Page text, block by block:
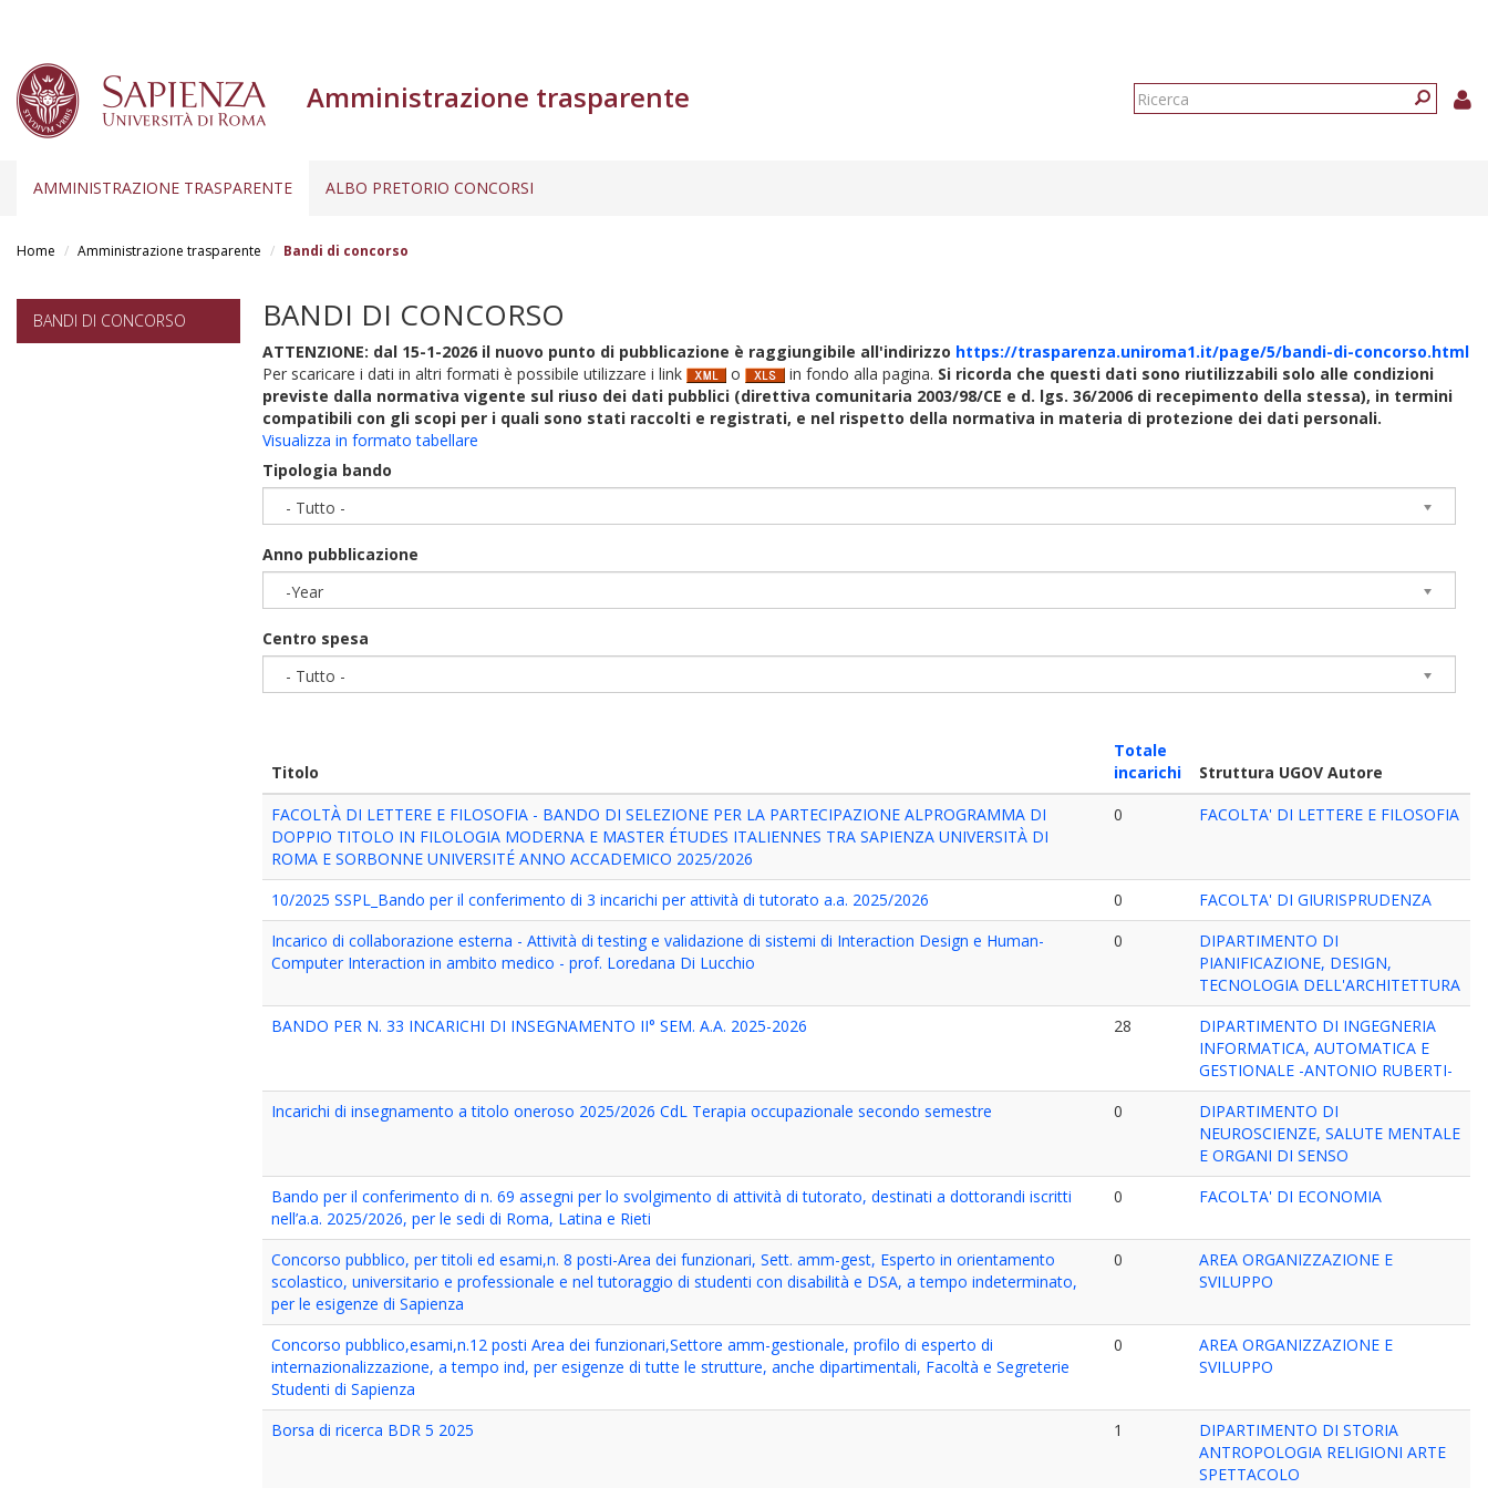
Amministrazione trasparente
Form
AMMINISTRAZIONE TRASPARENTE ALBO PRETORIO CONCORSI
Home Amministrazione trasparente Bandi di concorso
BANDI DI CONCORSO BANDI DI CONCORSO
ATTENZIONE: dal 15-1-2026 il nuovo punto di pubblicazione è raggiungibile all'indirizzo https://trasparenza.uniroma1.it/page/5/bandi-di-concorso.html
Per scaricare i dati in altri formati è possibile utilizzare i link
o in fondo alla pagina. Si ricorda che questi dati sono riutilizzabili solo alle condizioni
previste dalla normativa vigente sul riuso dei dati pubblici (direttiva comunitaria 2003/98/CE e d. lgs. 36/2006 di recepimento della stessa), in termini
compatibili con gli scopi per i quali sono stati raccolti e registrati, e nel rispetto della normativa in materia di protezione dei dati personali.
Visualizza in formato tabellare
Tipologia bando
- Tutto -
Anno pubblicazione
-Year
Centro spesa
- Tutto -
Titolo
Totale
incarichi
Struttura UGOV Autore
FACOLTÀ DI LETTERE E FILOSOFIA - BANDO DI SELEZIONE PER LA PARTECIPAZIONE ALPROGRAMMA DI
DOPPIO TITOLO IN FILOLOGIA MODERNA E MASTER ÉTUDES ITALIENNES TRA SAPIENZA UNIVERSITÀ DI
ROMA E SORBONNE UNIVERSITÉ ANNO ACCADEMICO 2025/2026
0 FACOLTA' DI LETTERE E FILOSOFIA
10/2025 SSPL_Bando per il conferimento di 3 incarichi per attività di tutorato a.a. 2025/2026 0
FACOLTA' DI GIURISPRUDENZA
Incarico di collaborazione esterna - Attività di testing e validazione di sistemi di Interaction Design e Human-
Computer Interaction in ambito medico - prof. Loredana Di Lucchio
0
DIPARTIMENTO DI
PIANIFICAZIONE, DESIGN,
TECNOLOGIA DELL'ARCHITETTURA
BANDO PER N. 33 INCARICHI DI INSEGNAMENTO II° SEM. A.A. 2025-2026
28
DIPARTIMENTO DI INGEGNERIA
INFORMATICA, AUTOMATICA E
GESTIONALE -ANTONIO RUBERTI-
Incarichi di insegnamento a titolo oneroso 2025/2026 CdL Terapia occupazionale secondo semestre
0
DIPARTIMENTO DI
NEUROSCIENZE, SALUTE MENTALE
E ORGANI DI SENSO
Bando per il conferimento di n. 69 assegni per lo svolgimento di attività di tutorato, destinati a dottorandi iscritti
nell’a.a. 2025/2026, per le sedi di Roma, Latina e Rieti
0 FACOLTA' DI ECONOMIA
Concorso pubblico, per titoli ed esami,n. 8 posti-Area dei funzionari, Sett. amm-gest, Esperto in orientamento
scolastico, universitario e professionale e nel tutoraggio di studenti con disabilità e DSA, a tempo indeterminato,
per le esigenze di Sapienza
0
AREA ORGANIZZAZIONE E
SVILUPPO
Concorso pubblico,esami,n.12 posti Area dei funzionari,Settore amm-gestionale, profilo di esperto di
internazionalizzazione, a tempo ind, per esigenze di tutte le strutture, anche dipartimentali, Facoltà e Segreterie
Studenti di Sapienza
0
AREA ORGANIZZAZIONE E
SVILUPPO
Borsa di ricerca BDR 5 2025 1
DIPARTIMENTO DI STORIA
ANTROPOLOGIA RELIGIONI ARTE
SPETTACOLO